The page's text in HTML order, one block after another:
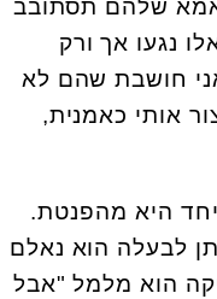
אמא שלהם תסתובב
נגעו אך ורק
חושבת שהם לא
אותי כאמנית,
ביחד היא מהפנטת.
לבעלה הוא נאלם
הוא מלמל "אבל